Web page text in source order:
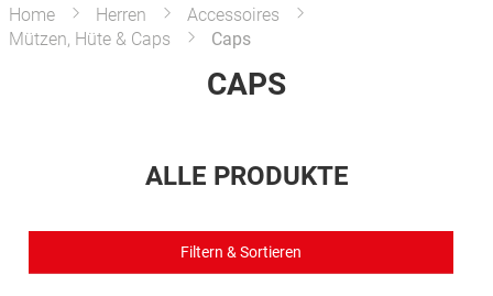
Home Herren
Accessoires
Mützen, Hüte & Caps
Caps
CAPS
ALLE PRODUKTE
Filtern & Sortieren